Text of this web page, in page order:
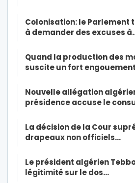
Colonisation: le Parlement
à demander des excuses
Quand la production des
suscite un fort engouement
Nouvelle allégation
présidence accuse le
La décision de la Cour
drapeaux non officiels…
Le président algérien
légitimité sur le dos…